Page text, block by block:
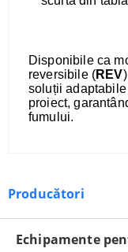
Disponibile ca
reversibile (REV
soluții
proiect,
fumului.
Producători
Echipamente